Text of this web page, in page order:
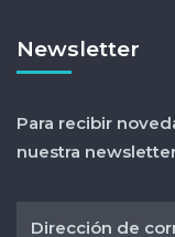
Newsletter
Para recibir
nuestra